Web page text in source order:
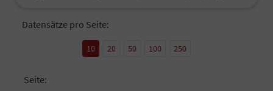
Datensätze pro Seite:
10 20 50 100 250
Seite: